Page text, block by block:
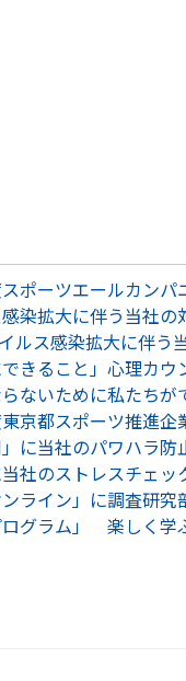
ポーツエールカンパ
染拡大に伴う当社の
ルス感染拡大に伴う
できること」心理カ
らないために私たち
京都スポーツ推進企
」に当社のパワハラ
当社のストレスチェ
ンライン」に調査研
ログラム」 楽しく